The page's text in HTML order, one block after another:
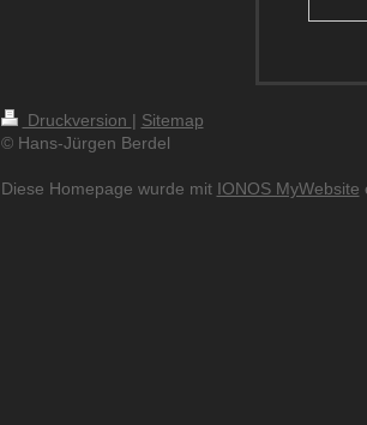
Druckversion | Sitemap
© Hans-Jürgen Berdel
Diese Homepage wurde mit IONOS MyWebsite